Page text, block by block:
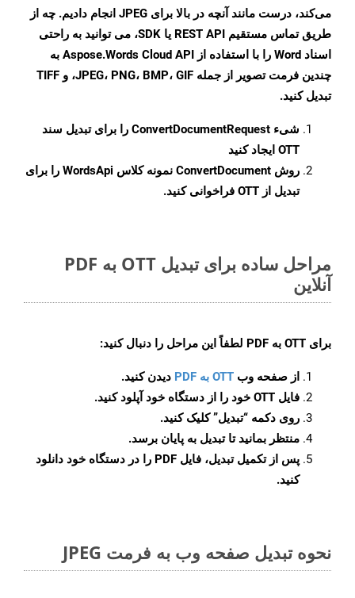
می‌کند، درست مانند آنچه در بالا برای JPEG انجام دادیم. چه از
طریق تماس مستقیم REST API یا SDK، می توانید به راحتی
اسناد Word را با استفاده از Aspose.Words Cloud API به
چندین فرمت تصویر از جمله JPEG، PNG، BMP، GIF، و TIFF
تبدیل کنید.
شیء ConvertDocumentRequest را برای تبدیل سند
OTT ایجاد کنید
روش ConvertDocument
نمونه کلاس WordsApi را برای
تبدیل از OTT فراخوانی کنید.
مراحل ساده برای تبدیل OTT به PDF
آنلاین
برای OTT به PDF لطفاً این مراحل را دنبال کنید:
از صفحه وب OTT به PDF
دیدن کنید.
فایل OTT خود را از دستگاه خود آپلود کنید.
روی دکمه “تبدیل”کلیک کنید.
منتظر بمانید تا تبدیل به پایان برسد.
پس از تکمیل تبدیل، فایل PDF را در دستگاه خود دانلود
کنید.
نحوه تبدیل صفحه وب به فرمت JPEG